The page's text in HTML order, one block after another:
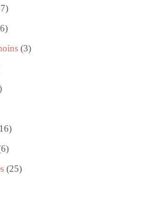
(3)
(25)